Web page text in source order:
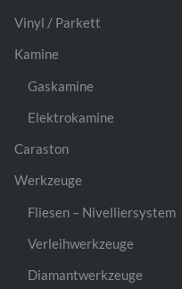
Vinyl / Parkett
Kamine
Gaskamine
Elektrokamine
Caraston
Werkzeuge
Fliesen – Nivelliersystem
Verleihwerkzeuge
Diamantwerkzeuge